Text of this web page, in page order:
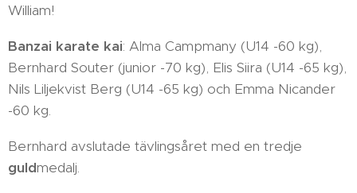
William!
Banzai karate kai: Alma Campmany (U14 -60 kg),
Bernhard Souter (junior -70 kg), Elis Siira (U14 -65 kg),
Nils Liljekvist Berg (U14 -65 kg) och Emma Nicander
-60 kg.
Bernhard avslutade tävlingsåret med en tredje
guldmedalj.